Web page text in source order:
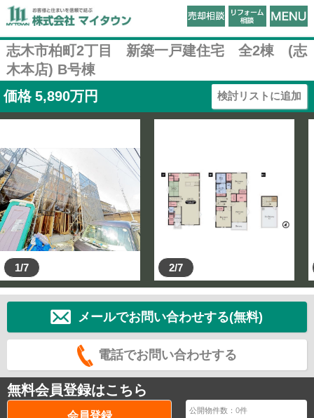
志木市柏町2丁目 新築一戸建住宅 全2棟 (志
木本店) B号棟
価格 5,890万円 検討リストに追加
1/7 2/7
メールでお問い合わせする(無料)
電話でお問い合わせする
無料会員登録はこちら
会員登録 公開物件数：0件